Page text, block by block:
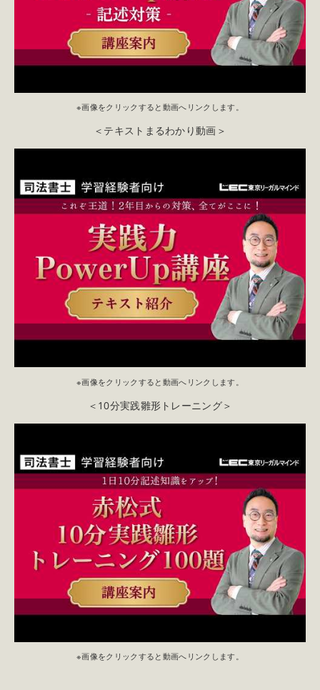
※画像をクリックすると動画へリンクします。
＜テキストまるわかり動画＞
※画像をクリックすると動画へリンクします。
＜10分実践雛形トレーニング＞
※画像をクリックすると動画へリンクします。